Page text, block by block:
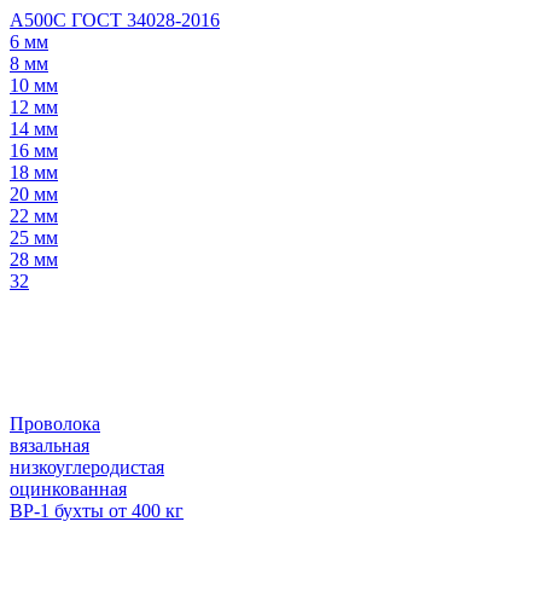
А500С ГОСТ 34028-2016
6 мм
8 мм
10 мм
12 мм
14 мм
16 мм
18 мм
20 мм
22 мм
25 мм
28 мм
32
Проволока
вязальная
низкоуглеродистая
оцинкованная
ВР-1 бухты от 400 кг